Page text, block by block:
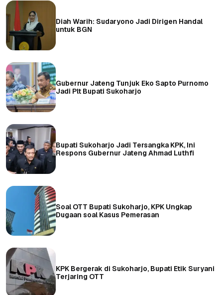
Diah Warih: Sudaryono Jadi Dirigen Handal
untuk BGN
Gubernur Jateng Tunjuk Eko Sapto Purnomo
Jadi Plt Bupati Sukoharjo
Bupati Sukoharjo Jadi Tersangka KPK, Ini
Respons Gubernur Jateng Ahmad Luthfi
Soal OTT Bupati Sukoharjo, KPK Ungkap
Dugaan soal Kasus Pemerasan
KPK Bergerak di Sukoharjo, Bupati Etik Suryani
Terjaring OTT